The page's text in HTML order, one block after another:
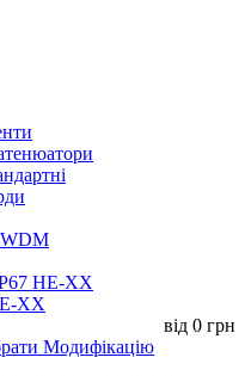
XX
від 0 грн
Модифікацію